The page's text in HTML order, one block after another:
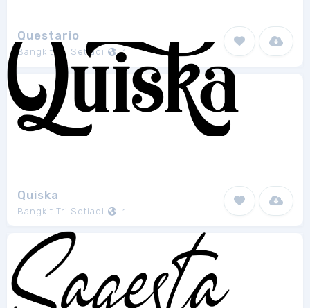
Questario
Bangkit Tri Setiadi 1
Quiska
Bangkit Tri Setiadi 1